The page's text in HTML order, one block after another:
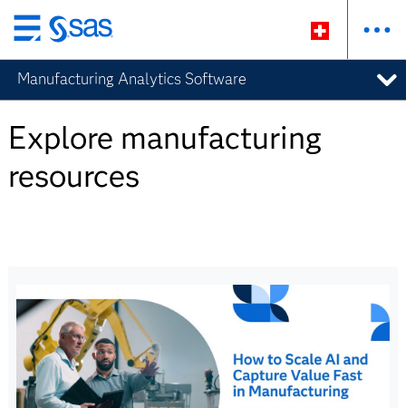
Zurück
zum
Hauptinhalt
Manufacturing Analytics Software
Explore manufacturing
resources